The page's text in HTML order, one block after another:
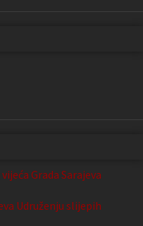
Grada Sarajeva
Udruženju slijepih